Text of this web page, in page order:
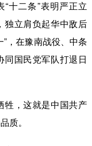
“十二条”表明严正立
独立肩负起华中敌后
，在豫南战役、中条
同国民党军队打退日
，这就是中国共产
质。